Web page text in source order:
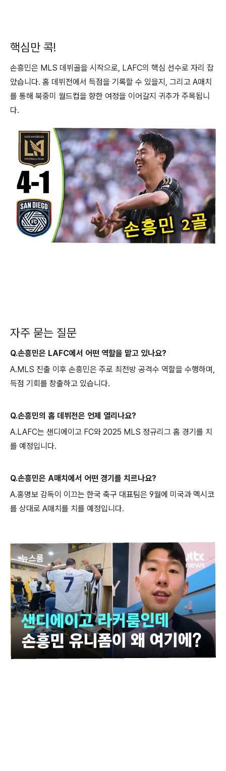
핵심만 콕!
손흥민은 MLS 데뷔골을 시작으로, LAFC의 핵심 선수로 자리 잡
았습니다. 홈 데뷔전에서 득점을 기록할 수 있을지, 그리고 A매치
를 통해 북중미 월드컵을 향한 여정을 이어갈지 귀추가 주목됩니
다.
자주 묻는 질문
Q.손흥민은 LAFC에서 어떤 역할을 맡고 있나요?
A.MLS 진출 이후 손흥민은 주로 최전방 공격수 역할을 수행하며,
득점 기회를 창출하고 있습니다.
Q.손흥민의 홈 데뷔전은 언제 열리나요?
A.LAFC는 샌디에이고 FC와 2025 MLS 정규리그 홈 경기를 치
를 예정입니다.
Q.손흥민은 A매치에서 어떤 경기를 치르나요?
A.홍명보 감독이 이끄는 한국 축구 대표팀은 9월에 미국과 멕시코
를 상대로 A매치를 치를 예정입니다.